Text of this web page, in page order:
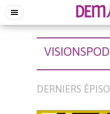
DERNIERS